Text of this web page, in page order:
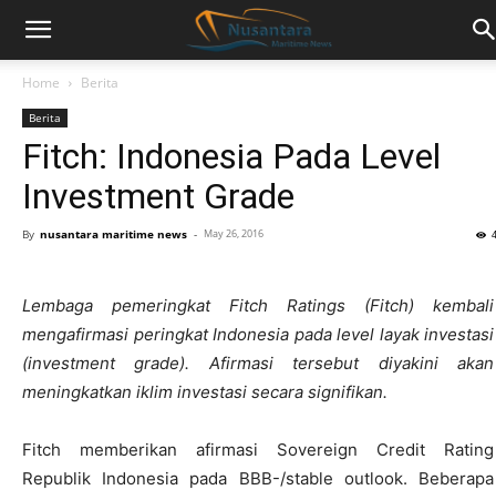
Home Berita
Berita
Fitch: Indonesia Pada Level
Investment Grade
By nusantara maritime news - May 26, 2016
Lembaga pemeringkat Fitch Ratings (Fitch) kembali
mengafirmasi peringkat Indonesia pada level layak investasi
(investment grade). Afirmasi tersebut diyakini akan
meningkatkan iklim investasi secara signifikan.
Fitch memberikan afirmasi Sovereign Credit Rating
Republik Indonesia pada BBB-/stable outlook. Beberapa